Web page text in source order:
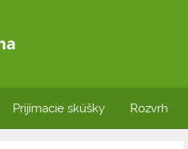
Prijímacie skúšky Rozvrh